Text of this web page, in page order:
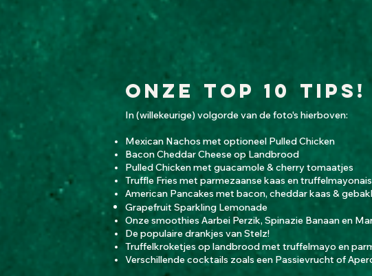
onze top 10 tips!
​In (willekeurige) volgorde van de foto's hierboven:
Mexican Nachos met optioneel Pulled Chicken
Bacon Cheddar Cheese op Landbrood
Pulled Chicken met guacamole & cherry tomaatjes
Truffle Fries met parmezaanse kaas en
American Pancakes met bacon, cheddar kaas &
Grapefruit Sparkling Lemonade
Onze smoothies Aarbei Perzik, Spinazie Banaan en
De populaire drankjes van Stelz!
Truffelkroketjes op landbrood met truffelmayo en
Verschillende cocktails zoals een Passievrucht of